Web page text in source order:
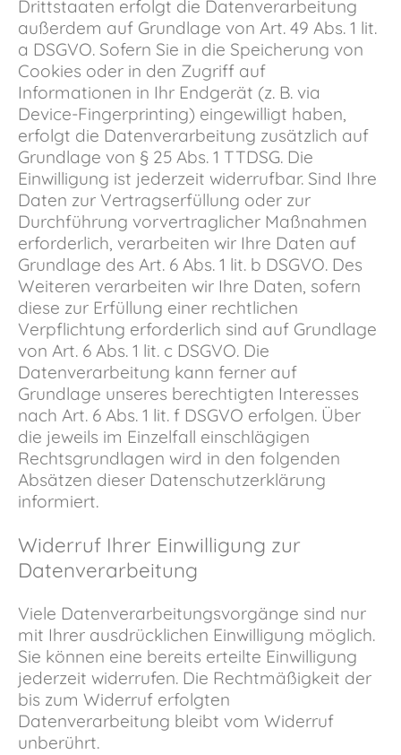
Drittstaaten erfolgt die Datenverarbeitung
außerdem auf Grundlage von Art. 49 Abs. 1 lit.
a DSGVO. Sofern Sie in die Speicherung von
Cookies oder in den Zugriff auf
Informationen in Ihr Endgerät (z. B. via
Device-Fingerprinting) eingewilligt haben,
erfolgt die Datenverarbeitung zusätzlich auf
Grundlage von § 25 Abs. 1 TTDSG. Die
Einwilligung ist jederzeit widerrufbar. Sind Ihre
Daten zur Vertragserfüllung oder zur
Durchführung vorvertraglicher Maßnahmen
erforderlich, verarbeiten wir Ihre Daten auf
Grundlage des Art. 6 Abs. 1 lit. b DSGVO. Des
Weiteren verarbeiten wir Ihre Daten, sofern
diese zur Erfüllung einer rechtlichen
Verpflichtung erforderlich sind auf Grundlage
von Art. 6 Abs. 1 lit. c DSGVO. Die
Datenverarbeitung kann ferner auf
Grundlage unseres berechtigten Interesses
nach Art. 6 Abs. 1 lit. f DSGVO erfolgen. Über
die jeweils im Einzelfall einschlägigen
Rechtsgrundlagen wird in den folgenden
Absätzen dieser Datenschutzerklärung
informiert.
Widerruf Ihrer Einwilligung zur
Datenverarbeitung
Viele Datenverarbeitungsvorgänge sind nur
mit Ihrer ausdrücklichen Einwilligung möglich.
Sie können eine bereits erteilte Einwilligung
jederzeit widerrufen. Die Rechtmäßigkeit der
bis zum Widerruf erfolgten
Datenverarbeitung bleibt vom Widerruf
unberührt.